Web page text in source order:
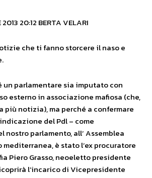
2013 20:12 BERTA VELARI
che ti fanno storcere il naso e
un parlamentare sia imputato con
esterno in associazione mafiosa (che,
più notizia), ma perché a confermare
del Pdl – come
nostro parlamento, all’ Assemblea
è stato l’ex procuratore
Piero Grasso, neoeletto presidente
l’incarico di Vicepresidente